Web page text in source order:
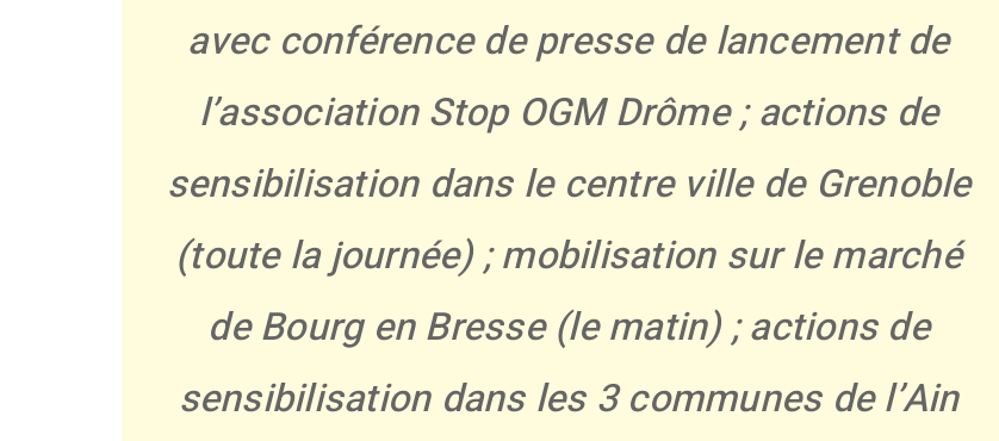
avec conférence de presse de lancement de
l’association Stop OGM Drôme ; actions de
sensibilisation dans le centre ville de Grenoble
(toute la journée) ; mobilisation sur le marché
de Bourg en Bresse (le matin) ; actions de
sensibilisation dans les 3 communes de l’Ain